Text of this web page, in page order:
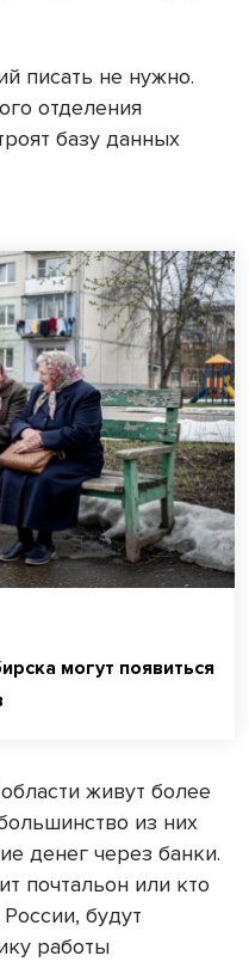
писать не нужно.
отделения
базу данных
могут появиться
живут более
из них
денег через банки.
почтальон или кто
будут
работы